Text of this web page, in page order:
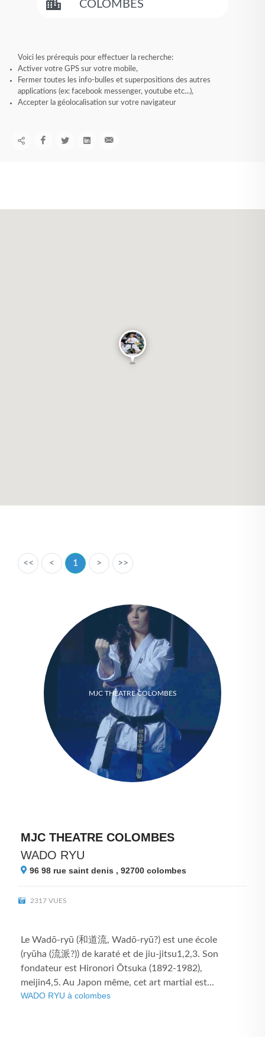
Voici les prérequis pour effectuer la recherche:
Activer votre GPS sur votre mobile,
Fermer toutes les info-bulles et superpositions des autres
applications (ex: facebook messenger, youtube etc...),
Accepter la géolocalisation sur votre navigateur
<< < 1 > >>
MJC THEATRE COLOMBES
MJC THEATRE COLOMBES
WADO RYU
96 98 rue saint denis , 92700 colombes
2317 VUES
Le Wadō-ryū (和道流, Wadō-ryū?) est une école
(ryūha (流派?)) de karaté et de jiu-jitsu1,2,3. Son
fondateur est Hironori Ōtsuka (1892-1982),
meijin4,5. Au Japon même, cet art martial est...
WADO RYU à colombes